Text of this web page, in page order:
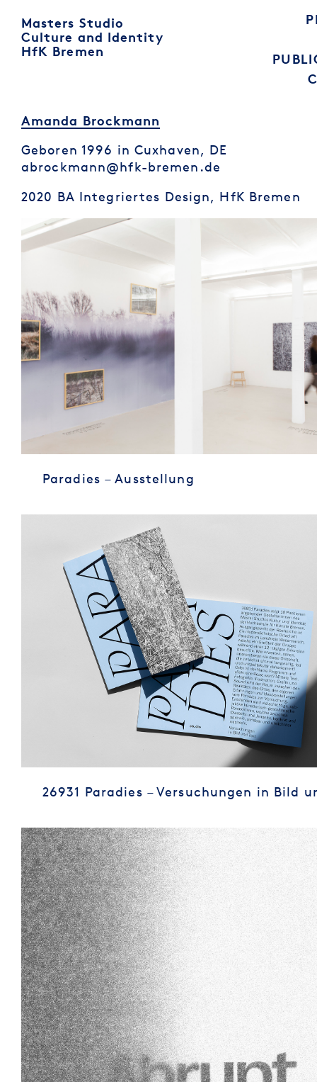
Masters Studio
Culture and Identity
HfK Bremen
Amanda Brockmann
Geboren 1996 in Cuxhaven, DE
abrockmann@hfk-bremen.de
2020 BA Integriertes Design, HfK Bremen
Paradies – Ausstellung
26931 Paradies – Versuchungen in Bild